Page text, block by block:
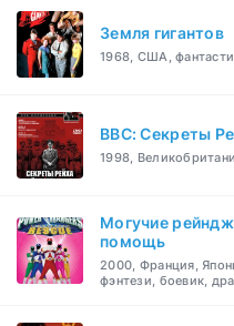
Земля гигантов
1968, США,
BBC: Секреты
1998,
Могучие
помощь
2000, Франция,
фэнтези, боевик,